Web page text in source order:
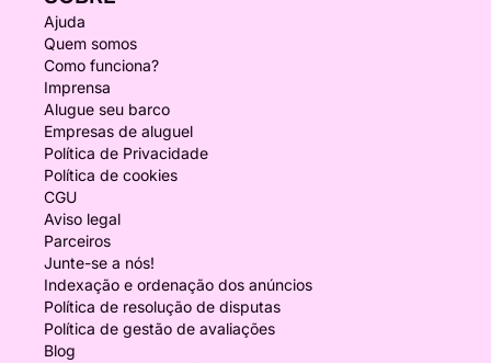
Ajuda
Quem somos
Como funciona?
Imprensa
Alugue seu barco
Empresas de aluguel
Política de Privacidade
Política de cookies
CGU
Aviso legal
Parceiros
Junte-se a nós!
Indexação e ordenação dos anúncios
Política de resolução de disputas
Política de gestão de avaliações
Blog